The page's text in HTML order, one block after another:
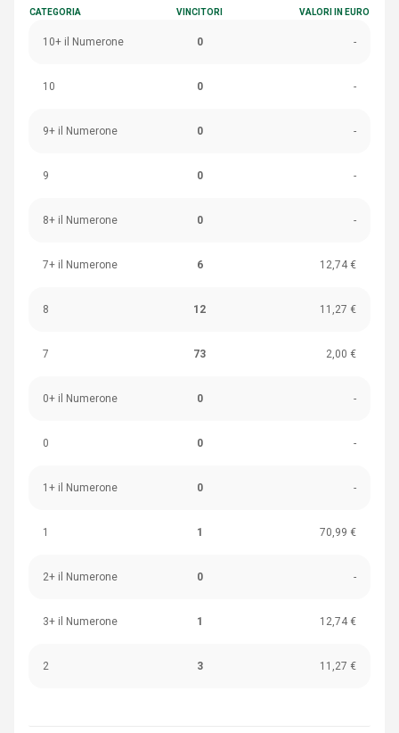
CATEGORIA VINCITORI VALORI IN EURO
10+ il Numerone 0 -
10 0 -
9+ il Numerone 0 -
9 0 -
8+ il Numerone 0 -
7+ il Numerone 6 12,74 €
8 12 11,27 €
7 73 2,00 €
0+ il Numerone 0 -
0 0 -
1+ il Numerone 0 -
1 1 70,99 €
2+ il Numerone 0 -
3+ il Numerone 1 12,74 €
2 3 11,27 €